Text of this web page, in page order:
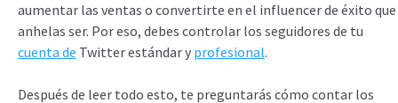
aumentar las ventas o convertirte en el influencer de éxito que
anhelas ser. Por eso, debes controlar los seguidores de tu
cuenta de Twitter estándar y profesional.
Después de leer todo esto, te preguntarás cómo contar los